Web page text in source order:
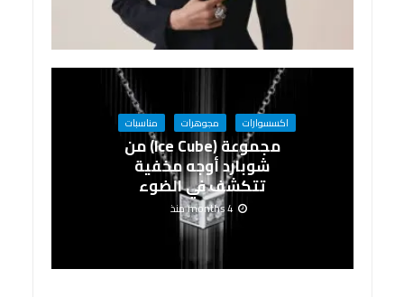
اكسسوارات مجوهرات مناسبات
مجموعة (Ice Cube) من
شوبارد أوجه مخفية
تتكشف في الضوء
4 months منذ